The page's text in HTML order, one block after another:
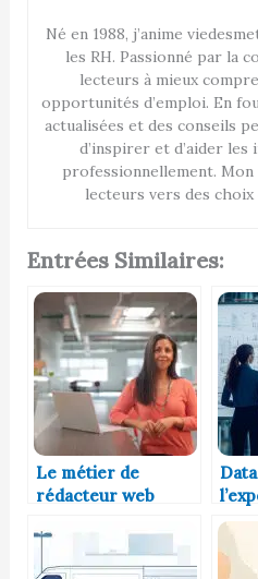
Né en 1988, j’anime
les RH. Passionné par la
lecteurs à mieux
opportunités d’emploi. En
actualisées et des conseils
d’inspirer et d’aider les
professionnellement.
lecteurs vers des
Entrées Similaires:
Le métier de
rédacteur web